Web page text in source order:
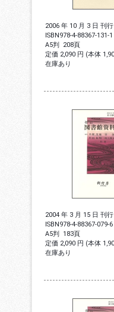
2006 年 10 月 3 日 刊行
ISBN978-4-88367-131-1
A5判 208頁
定価 2,090 円 (本体
在庫あり
2004 年 3 月 15 日 刊行
ISBN978-4-88367-079-6
A5判 183頁
定価 2,090 円 (本体
在庫あり